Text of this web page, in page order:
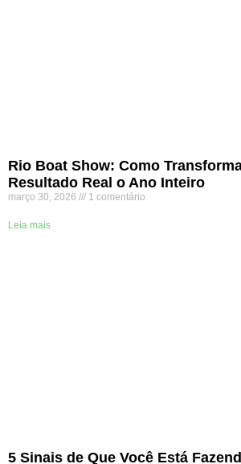
Rio Boat Show: Como
Resultado Real o Ano Inteiro
março 30, 2026 1 comentário
Leia mais
5 Sinais de Que Você Está